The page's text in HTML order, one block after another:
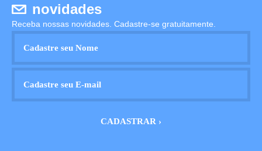
novidades
Receba nossas novidades. Cadastre-se gratuitamente.